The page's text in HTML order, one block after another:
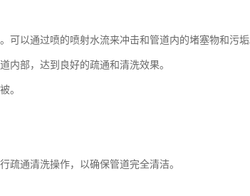
以通过喷的喷射水流来冲击和管道内的堵塞物和污垢
部，达到良好的疏通和清洗效果。
。
通清洗操作，以确保管道完全清洁。